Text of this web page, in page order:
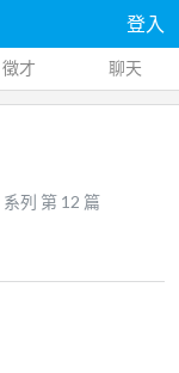
登入
徵才 聊天
系列 第 12 篇